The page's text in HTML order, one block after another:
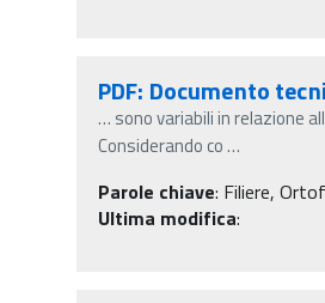
PDF: Documento
… sono variabili in relazione
Considerando co…
Parole chiave: Filiere,
Ultima modifica: